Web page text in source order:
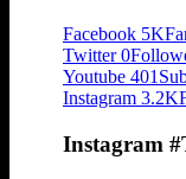
Facebook 5K
Twitter 0
Youtube 401
Instagram 3.2K
Instagram